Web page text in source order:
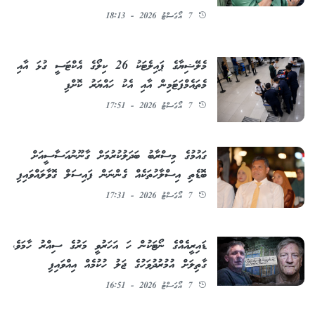
7 އޯގަސްޓު 2026 - 18:13
މެލޭޝިޔާގެ ޕައިލެޓަކު 26 ކިލޯގެ އެކްޓަސީ ގުޅަ އާއި
މެތައެމްފަޓަމިން އާއި އެކު ހައްޔަރު ކޮށްފި
7 އޯގަސްޓު 2026 - 17:51
ގައުމުގެ މިސްރާބު ބަދަލުކުރުމަށް ގާނޫނުއަސާސީއަށް
ބޮޑެތި އިސްލާހުތަކެއް ގެންނަން ފައިސަލް ގޮވާލައްވައިފި
7 އޯގަސްޓު 2026 - 17:31
ޑައިރީއެއްގެ ނޯޓަކުން ހަ އަހަރުވީ މަރުގެ ސިއްރު ހާމަވެ،
ގާތިލަށް އުމުރުދުވަހުގެ ޖަލު ހުކުމެއް އިއްވައިފި
7 އޯގަސްޓު 2026 - 16:51